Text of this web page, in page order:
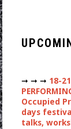
➞ ➞ ➞ 18-
Occupied
days
talks,